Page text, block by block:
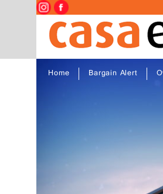
Home Bargain Alert